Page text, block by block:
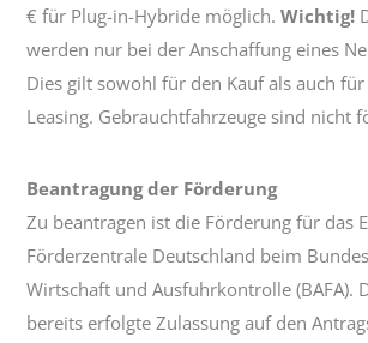
€ für Plug-in-Hybride möglich.Wichtig!
werden nur bei der Anschaffung eines
Dies gilt sowohl für den Kauf als auch
Leasing. Gebrauchtfahrzeuge sind nicht
Beantragung der Förderung
Zu beantragen ist die Förderung für das
Förderzentrale Deutschland beim
Wirtschaft und Ausfuhrkontrolle (BAFA).
bereits erfolgte Zulassung auf den